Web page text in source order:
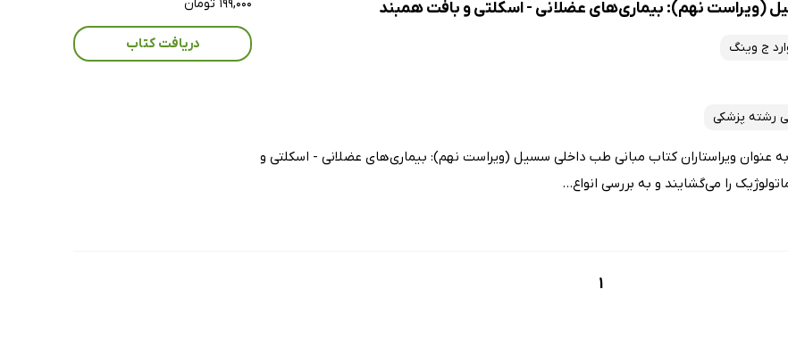
(ویراست نهم): بیماری‌های عضلانی - اسکلتی و بافت همبند
ج وینگ
رشته پزشکی
به عنوان ویراستاران کتاب مبانی طب داخلی سسیل (ویراست نهم): بیماری‌های عضلانی - اسکلتی و
را می‌گشایند و به بررسی انواع...
۱۹۹,۰۰۰ تومان
دریافت کتاب
1